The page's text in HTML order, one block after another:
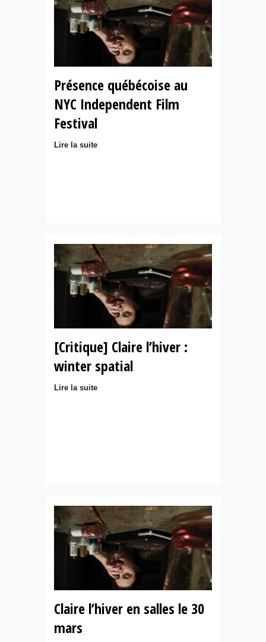
Présence québécoise au
NYC Independent Film
Festival
Lire la suite
[Critique] Claire l’hiver :
winter spatial
Lire la suite
Claire l’hiver en salles le 30
mars